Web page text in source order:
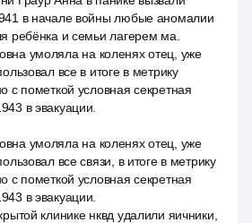
в начале войны любые аномалии
ребёнка и семьи лагерем ма.
умоляла на коленях отец, уже
все в итоге в метрику
с пометкой условная секретная
в эвакуации.
умоляла на коленях отец, уже
все связи, в итоге в метрику
с пометкой условная секретная
в эвакуации.
клинике нквд удалили яичники,